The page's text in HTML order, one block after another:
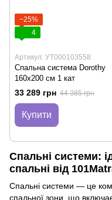
−25%
4
Артикул: УТ000103558
Спальна система Dorothy
160х200 см 1 кат
33 289 грн 44 385 грн
Купити
Спальні системи:
спальні від
Спальні системи — це
спальної зони, що